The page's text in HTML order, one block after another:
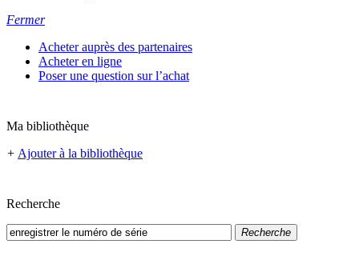
Fermer
Acheter auprès des partenaires
Acheter en ligne
Poser une question sur l’achat
Ma bibliothèque
+ Ajouter à la bibliothèque
Recherche
Recherche